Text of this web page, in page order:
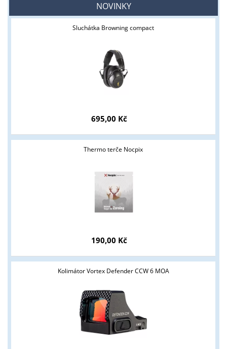
NOVINKY
Sluchátka Browning compact
695,00 Kč
Thermo terče Nocpix
190,00 Kč
Kolimátor Vortex Defender CCW 6 MOA